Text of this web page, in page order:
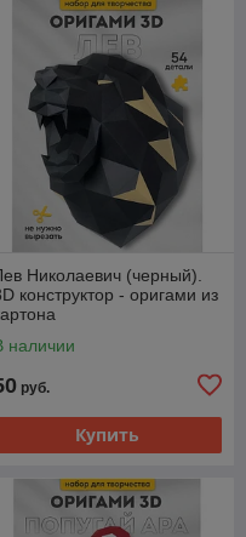
Николаевич (черный).
конструктор - оригами из
наличии
руб.
Купить